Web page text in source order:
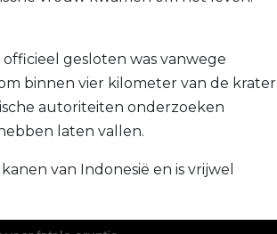
gesloten was vanwege
binnen vier kilometer van de krater
autoriteiten onderzoeken
laten vallen.
van Indonesië en is vrijwel